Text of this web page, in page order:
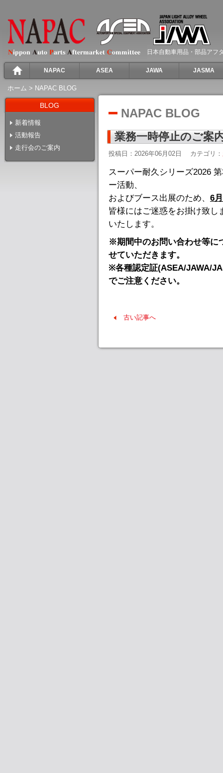
日本自動車用品・部品アフ
NAPAC ASEA JAWA JASMA
ホーム > NAPAC BLOG
BLOG
新着情報
活動報告
走行会のご案内
NAPAC BLOG
業務一時停止のご案
投稿日：2026年06月02日 カテゴリ：
スーパー耐久シリーズ2026
ー活動、
およびブース出展のため、 6
皆様にはご迷惑をお掛け致し
いたします。
※期間中のお問い合わせ等に
せていただきます。
※各種認定証(ASEA/JAWA/
でご注意ください。
古い記事へ